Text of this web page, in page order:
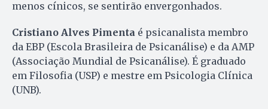
menos cínicos, se sentirão envergonhados.
Cristiano Alves Pimenta é psicanalista membro
da EBP (Escola Brasileira de Psicanálise) e da AMP
(Associação Mundial de Psicanálise). É graduado
em Filosofia (USP) e mestre em Psicologia Clínica
(UNB).